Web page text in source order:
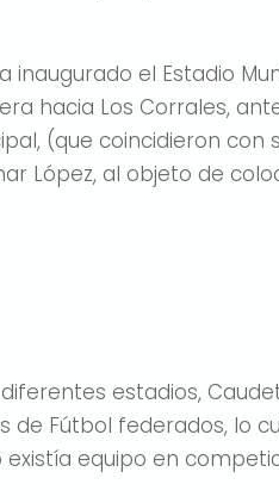
el Estadio
Los Corrales,
(que coincidieron con
López, al objeto de
estadios,
de Fútbol federados, lo
equipo en